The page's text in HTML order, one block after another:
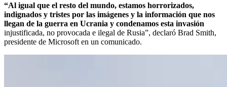
“Al igual que el resto del mundo, estamos horrorizados,
indignados y tristes por las imágenes y la información que nos
llegan de la guerra en Ucrania y condenamos esta invasión
injustificada, no provocada e ilegal de Rusia”, declaró Brad Smith,
presidente de Microsoft en un comunicado.